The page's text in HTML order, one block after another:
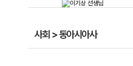
사회 > 동아시아사